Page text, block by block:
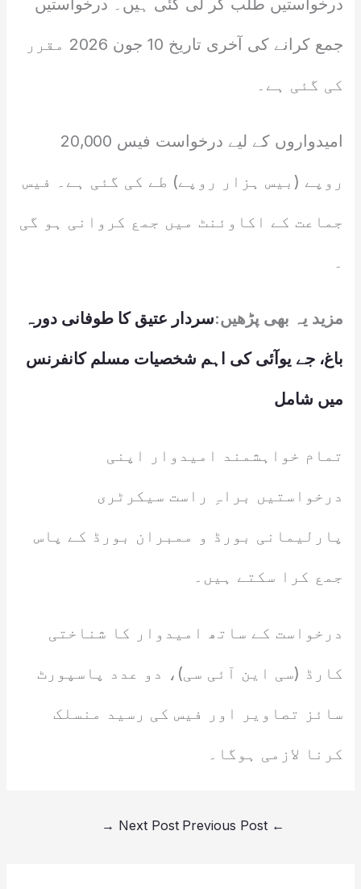
درخواستیں طلب کر لی گئی ہیں۔ درخواستیں
جمع کرانے کی آخری تاریخ 10 جون 2026 مقرر
کی گئی ہے۔
امیدواروں کے لیے درخواست فیس 20,000
روپے (بیس ہزار روپے) طے کی گئی ہے۔ فیس
جماعت کے اکاوئنٹ میں جمع کروانی ہو گی
۔
مزید یہ بھی پڑھیں:سردار عتیق کا طوفانی دورہ
باغ، جے یوآئی کی اہم شخصیات مسلم کانفرنس
میں شامل
تمام خواہشمند امیدوار اپنی
درخواستیں براہِ راست سیکرٹری
پارلیمانی بورڈ و ممبران بورڈ کے پاس
جمع کرا سکتے ہیں۔
درخواست کے ساتھ امیدوار کا شناختی
کارڈ (سی این آئی سی)، دو عدد پاسپورٹ
سائز تصاویر اور فیس کی رسید منسلک
کرنا لازمی ہوگا۔
←
Next Post
→